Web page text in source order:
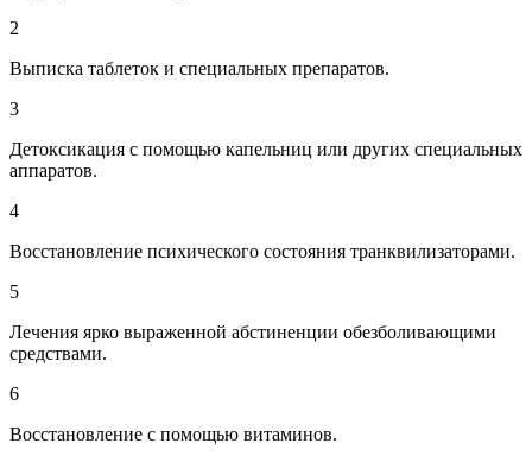
2
Выписка таблеток и специальных препаратов.
3
Детоксикация с помощью капельниц или других специальных
аппаратов.
4
Восстановление психического состояния транквилизаторами.
5
Лечения ярко выраженной абстиненции обезболивающими
средствами.
6
Восстановление с помощью витаминов.